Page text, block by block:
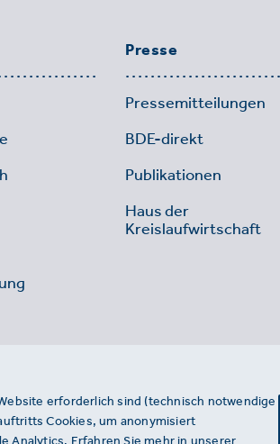
Presse
Pressemitteilungen
BDE-direkt
Publikationen
Haus der
Kreislaufwirtschaft
erforderlich sind (technisch notwendige
Cookies, um anonymisiert
Analytics. Erfahren Sie mehr in unserer